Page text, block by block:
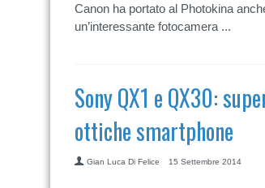
Canon ha portato al Photokina
un’interessante fotocamera ...
Sony QX1 e QX30:
ottiche smartphone
Gian Luca Di Felice 15 Settembre 2014